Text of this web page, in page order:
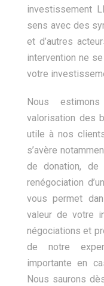
investissement
sens avec des
et d’autres
intervention ne
votre
Nous
valorisation des
utile à nos
s’avère
de donation,
renégociation
vous permet
valeur de votre
négociations et
de notre
importante en
Nous saurons